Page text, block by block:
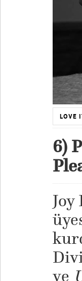
LOVE
6)
ve